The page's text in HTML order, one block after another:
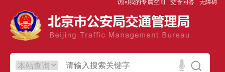
访问我的专属空间 交管问答 无障碍